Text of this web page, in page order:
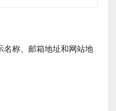
名称、邮箱地址和网站地